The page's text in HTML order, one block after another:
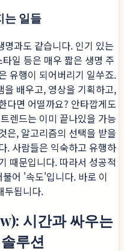
는 일들
과도 같습니다. 인기 있는
일 등은 매우 짧은 생명 주
유행이 되어버리기 일쑤죠.
배우고, 영상을 기획하고,
다면 어떨까요? 안타깝게도
렌드는 이미 끝나있을 가능
은, 알고리즘의 선택을 받을
. 사람들은 익숙하고 유행하
때문입니다. 따라서 성공적
어 '속도'입니다. 바로 이
두됩니다.
시간과 싸우는
루션